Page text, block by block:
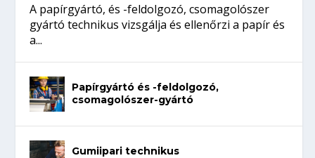
A papírgyártó, és -feldolgozó, csomagolószer
gyártó technikus vizsgálja és ellenőrzi a papír és
a...
Papírgyártó és -feldolgozó,
csomagolószer-gyártó
Gumiipari technikus